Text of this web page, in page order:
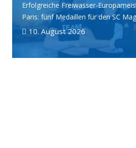
Erfolgreiche Freiwasser-
Paris: fünf Medaillen für den SC
10. August 2026